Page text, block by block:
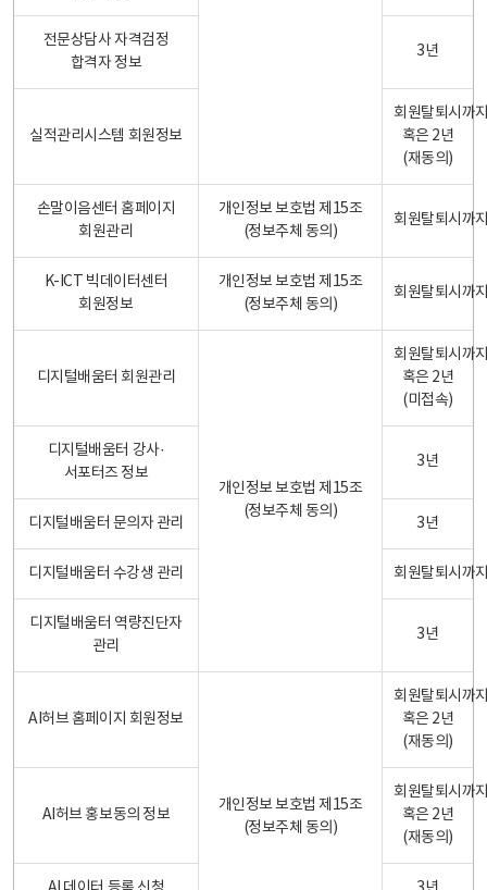
전문상담사 자격검정
합격자 정보
3년
실적관리시스템 회원정보
회원탈퇴시까
혹은 2년
(재동의)
손말이음센터 홈페이지
회원관리
개인정보 보호법 제15조
(정보주체 동의)
회원탈퇴시까
K-ICT 빅데이터센터
회원정보
개인정보 보호법 제15조
(정보주체 동의)
회원탈퇴시까
디지털배움터 회원관리
개인정보 보호법 제15조
(정보주체 동의)
회원탈퇴시까
혹은 2년
(미접속)
디지털배움터 강사·
서포터즈 정보
3년
디지털배움터 문의자 관리 3년
디지털배움터 수강생 관리 회원탈퇴시까
디지털배움터 역량진단자
관리
3년
AI허브 홈페이지 회원정보
개인정보 보호법 제15조
(정보주체 동의)
회원탈퇴시까
혹은 2년
(재동의)
AI허브 홍보동의 정보
회원탈퇴시까
혹은 2년
(재동의)